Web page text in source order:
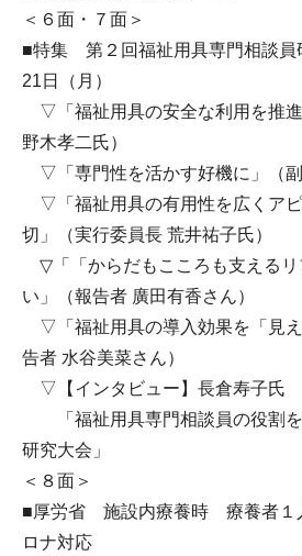
＜６面・７面＞
■特集 第２回福祉用具専門相談員
21日（月）
▽「福祉用具の安全な利用を推
野木孝二氏）
▽「専門性を活かす好機に」（副
▽「福祉用具の有用性を広くア
切」（実行委員長 荒井祐子氏）
▽「「からだもこころも支えるリ
い」（報告者 廣田有香さん）
▽「福祉用具の導入効果を「見
告者 水谷美菜さん）
▽【インタビュー】長倉寿子氏
「福祉用具専門相談員の役割を
研究大会」
＜８面＞
■厚労省 施設内療養時 療養者１
ロナ対応